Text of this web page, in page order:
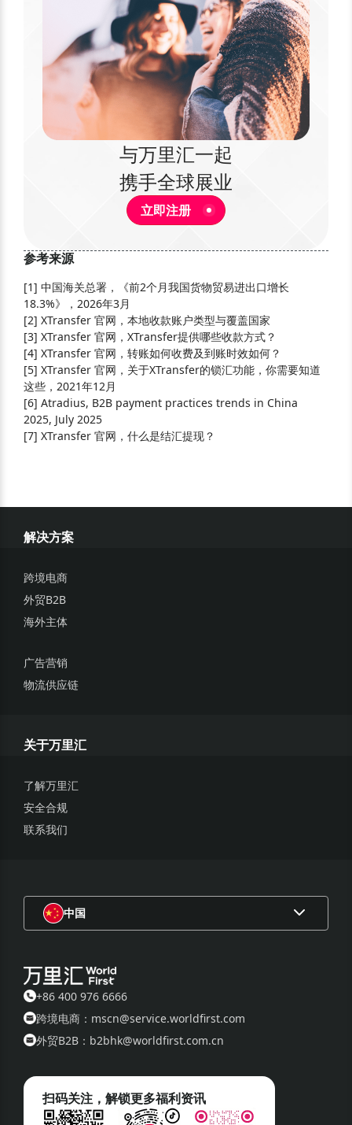
与万里汇一起
携手全球展业
立即注册
参考来源
[1] 中国海关总署，《前2个月我国货物贸易进出口增长
18.3%》，2026年3月
[2] XTransfer 官网，本地收款账户类型与覆盖国家
[3] XTransfer 官网，XTransfer提供哪些收款方式？
[4] XTransfer 官网，转账如何收费及到账时效如何？
[5] XTransfer 官网，关于XTransfer的锁汇功能，你需要知道
这些，2021年12月
[6] Atradius, B2B payment practices trends in China
2025, July 2025
[7] XTransfer 官网，什么是结汇提现？
解决方案
跨境电商
外贸B2B
海外主体
广告营销
物流供应链
关于万里汇
了解万里汇
安全合规
联系我们
中国
+86 400 976 6666
跨境电商：mscn@service.worldfirst.com
外贸B2B：b2bhk@worldfirst.com.cn
扫码关注，解锁更多福利资讯